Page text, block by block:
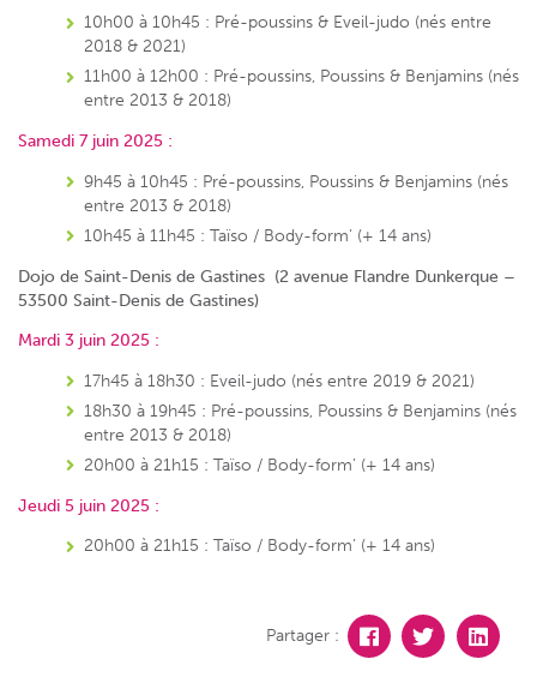
10h00 à 10h45 : Pré-poussins & Eveil-judo (nés entre
2018 & 2021)
11h00 à 12h00 : Pré-poussins, Poussins & Benjamins (nés
entre 2013 & 2018)
Samedi 7 juin 2025 :
9h45 à 10h45 : Pré-poussins, Poussins & Benjamins (nés
entre 2013 & 2018)
10h45 à 11h45 : Taïso / Body-form’ (+ 14 ans)
Dojo de Saint-Denis de Gastines (2 avenue Flandre Dunkerque –
53500 Saint-Denis de Gastines)
Mardi 3 juin 2025 :
17h45 à 18h30 : Eveil-judo (nés entre 2019 & 2021)
18h30 à 19h45 : Pré-poussins, Poussins & Benjamins (nés
entre 2013 & 2018)
20h00 à 21h15 : Taïso / Body-form’ (+ 14 ans)
Jeudi 5 juin 2025 :
20h00 à 21h15 : Taïso / Body-form’ (+ 14 ans)
Partager :